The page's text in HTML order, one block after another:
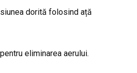
dorită folosind ață
eliminarea aerului.